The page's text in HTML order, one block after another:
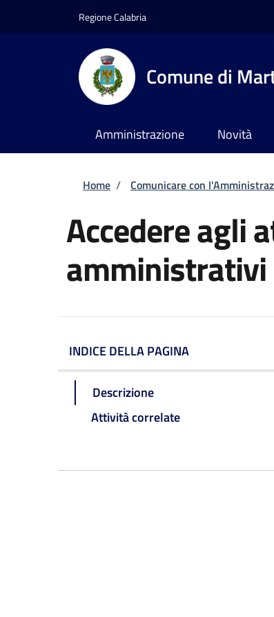
Regione Calabria
Comune di
Amministrazione Novità
Briciole di pane
Home / Comunicare con
Accedere agli
amministrativi
INDICE DELLA PAGINA
Descrizione
Attività correlate